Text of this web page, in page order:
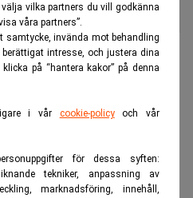
vilka partners du vill godkänna
våra partners”.
samtycke, invända mot behandling
intresse, och justera dina
på “hantera kakor” på denna
i vår cookie-policyoch vår
för dessa syften:
tekniker, anpassning av
marknadsföring, innehåll,
i Stockholm